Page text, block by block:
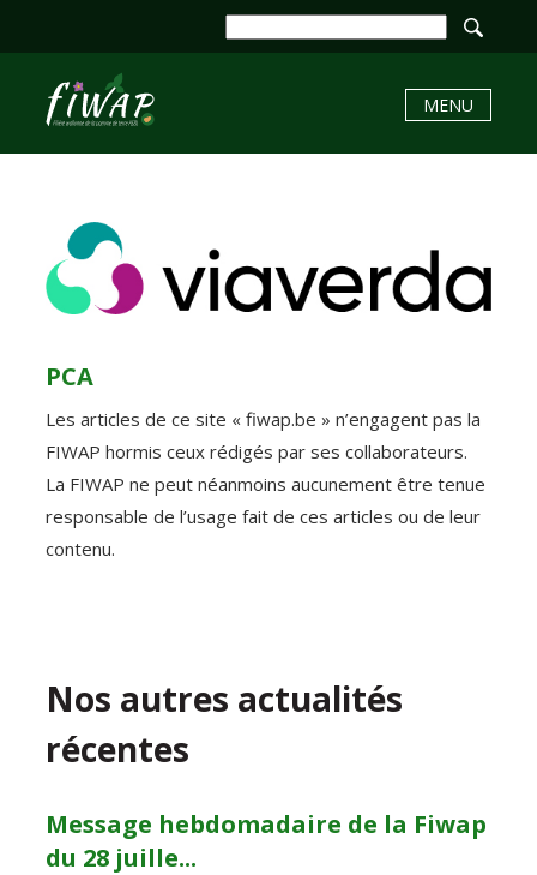
MENU
PCA
Les articles de ce site « fiwap.be » n’engagent pas la
FIWAP hormis ceux rédigés par ses collaborateurs.
La FIWAP ne peut néanmoins aucunement être tenue
responsable de l’usage fait de ces articles ou de leur
contenu.
Nos autres actualités
récentes
Message hebdomadaire de la Fiwap
du 28 juille...